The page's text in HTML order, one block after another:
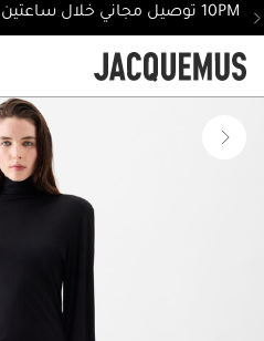
10PM توصيل مجاني خلال ساعتين في دبي للطلبات قبل الساعة